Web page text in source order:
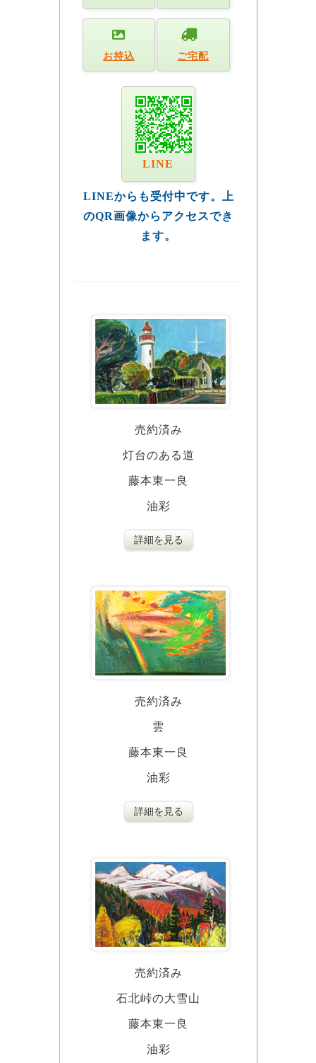
お持込 ご宅配
LINE
LINEからも受付中です。上
のQR画像からアクセスでき
ます。
売約済み
灯台のある道
藤本東一良
油彩
詳細を見る
売約済み
雲
藤本東一良
油彩
詳細を見る
売約済み
石北峠の大雪山
藤本東一良
油彩